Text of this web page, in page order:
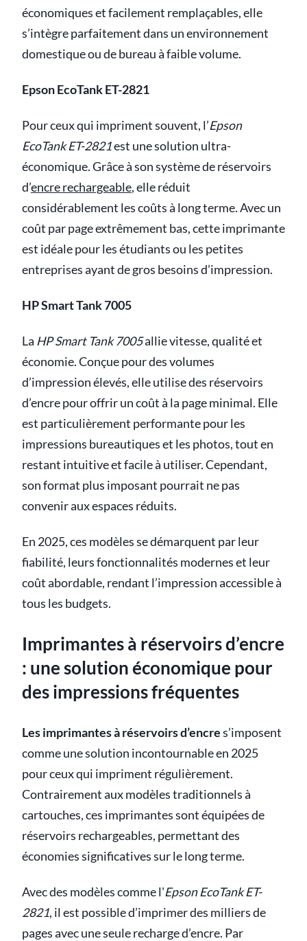
économiques et facilement remplaçables, elle
s’intègre parfaitement dans un environnement
domestique ou de bureau à faible volume.
Epson EcoTank ET-2821
Pour ceux qui impriment souvent, l’Epson
EcoTank ET-2821est une solution ultra-
économique. Grâce à son système de réservoirs
d’encre rechargeable, elle réduit
considérablement les coûts à long terme. Avec un
coût par page extrêmement bas, cette imprimante
est idéale pour les étudiants ou les petites
entreprises ayant de gros besoins d’impression.
HP Smart Tank 7005
La HP Smart Tank 7005allie vitesse, qualité et
économie. Conçue pour des volumes
d’impression élevés, elle utilise des réservoirs
d’encre pour offrir un coût à la page minimal. Elle
est particulièrement performante pour les
impressions bureautiques et les photos, tout en
restant intuitive et facile à utiliser. Cependant,
son format plus imposant pourrait ne pas
convenir aux espaces réduits.
En 2025, ces modèles se démarquent par leur
fiabilité, leurs fonctionnalités modernes et leur
coût abordable, rendant l’impression accessible à
tous les budgets.
Imprimantes à réservoirs d’encre
: une solution économique pour
des impressions fréquentes
Les imprimantes à réservoirs d’encres’imposent
comme une solution incontournable en 2025
pour ceux qui impriment régulièrement.
Contrairement aux modèles traditionnels à
cartouches, ces imprimantes sont équipées de
réservoirs rechargeables, permettant des
économies significatives sur le long terme.
Avec des modèles comme l'Epson EcoTank ET-
2821, il est possible d’imprimer des milliers de
pages avec une seule recharge d’encre. Par